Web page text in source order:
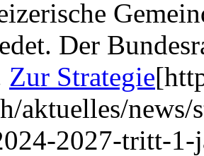
Der
Zur Strategie
aktuelles/
2027-tritt-